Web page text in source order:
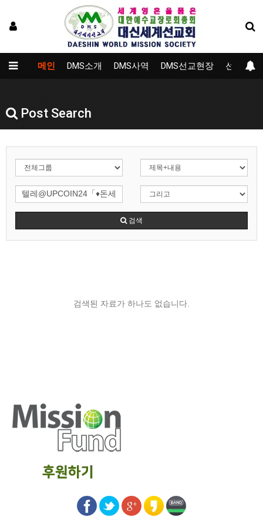
메인 DMS소개 DMS사역 DMS선교현장 선교대학
Post Search
검색
검색된 자료가 하나도 없습니다.